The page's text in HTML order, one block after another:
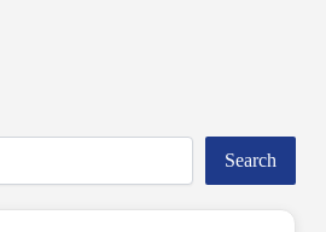
Search